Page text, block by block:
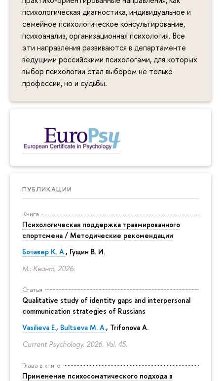
психологическая диагностика, индивидуальное и
семейное психологическое консультирование,
психоанализ, организационная психология. Все
эти направления развиваются в департаменте
ведущими российскими психологами, для которых
выбор психологии стал выбором не только
профессии, но и судьбы.
ПУБЛИКАЦИИ
Книга
Психологическая поддержка травмированного
спортсмена / Методические рекомендации
Бочавер К. А., Гущин В. И.
М.: Квант, 2026.
Статья
Qualitative study of identity gaps and interpersonal
communication strategies of Russians
Vasilieva E., Bultseva M. A., Trifonova A.
Current Psychology. 2026. Vol. 45.
Глава в книге
Применение психосоматического подхода в